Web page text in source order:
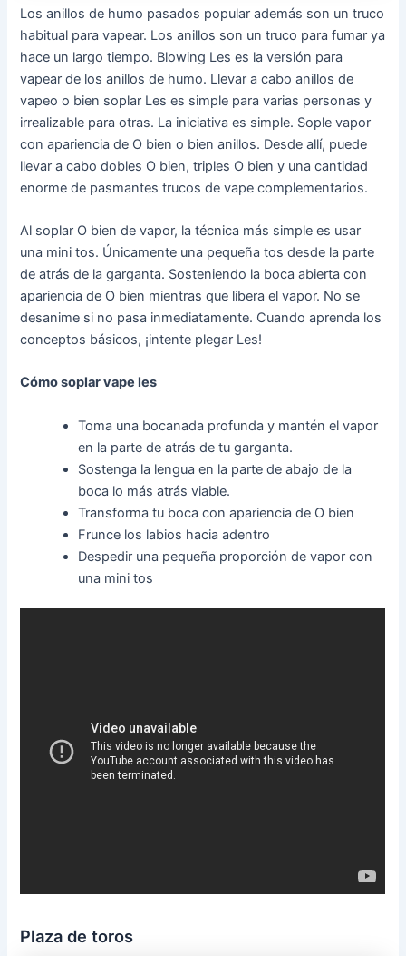
Los anillos de humo pasados popular además son un truco
habitual para vapear. Los anillos son un truco para fumar ya
hace un largo tiempo. Blowing Les es la versión para
vapear de los anillos de humo. Llevar a cabo anillos de
vapeo o bien soplar Les es simple para varias personas y
irrealizable para otras. La iniciativa es simple. Sople vapor
con apariencia de O bien o bien anillos. Desde allí, puede
llevar a cabo dobles O bien, triples O bien y una cantidad
enorme de pasmantes trucos de vape complementarios.
Al soplar O bien de vapor, la técnica más simple es usar
una mini tos. Únicamente una pequeña tos desde la parte
de atrás de la garganta. Sosteniendo la boca abierta con
apariencia de O bien mientras que libera el vapor. No se
desanime si no pasa inmediatamente. Cuando aprenda los
conceptos básicos, ¡intente plegar Les!
Cómo soplar vape les
Toma una bocanada profunda y mantén el vapor
en la parte de atrás de tu garganta.
Sostenga la lengua en la parte de abajo de la
boca lo más atrás viable.
Transforma tu boca con apariencia de O bien
Frunce los labios hacia adentro
Despedir una pequeña proporción de vapor con
una mini tos
Plaza de toros